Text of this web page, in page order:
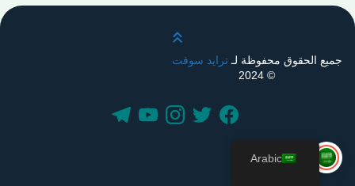
قم بالتمرير لأعلى
جميع الحقوق محفوظة لـترايد سوفت
© 2024
Arabic